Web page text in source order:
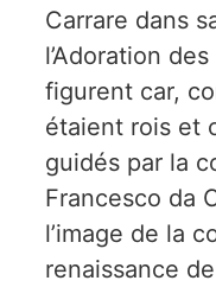
Carrare dans
l’Adoration
figurent car,
étaient rois et
guidés par la
Francesco da
l’image de la
renaissance